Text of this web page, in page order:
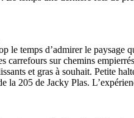
le temps d’admirer le
carrefours sur chemins
et gras à souhait. Petite
la 205 de Jacky Plas.